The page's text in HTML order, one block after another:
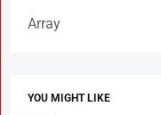
Array
YOU MIGHT LIKE